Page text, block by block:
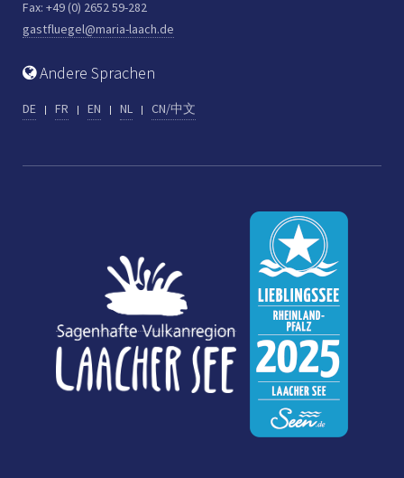
Fax: +49 (0) 2652 59-282
gastfluegel@maria-laach.de
Andere Sprachen
DE FR EN NL CN/中文